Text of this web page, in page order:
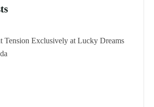
Tension Exclusively at Lucky Dreams